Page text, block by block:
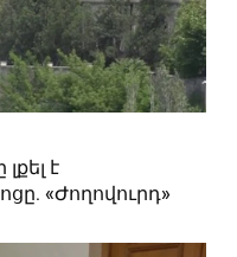
է
«Ժողովուրդ»